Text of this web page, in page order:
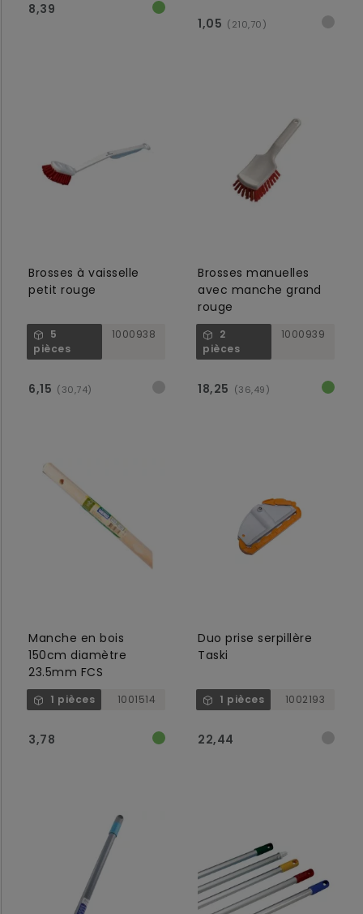
8,39
1,05 (210,70)
Brosses à vaisselle
petit rouge
5
pièces
1000938
6,15 (30,74)
Brosses manuelles
avec manche grand
rouge
2
pièces
1000939
18,25 (36,49)
Manche en bois
150cm diamètre
23.5mm FCS
1 pièces 1001514
3,78
Duo prise serpillère
Taski
1 pièces 1002193
22,44